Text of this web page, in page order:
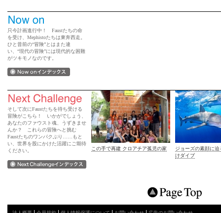
只今計画進行中！ Faustたちの命
を受け、Mephistoたちは東奔西走。
ひと昔前の“冒険”とはまた違
い、“現代の冒険”には現代的な困難
がツキモノなのです。
そして次にFaustたちを待ち受ける
冒険がこちら！ いかがでしょう、
あなたのファウスト魂、うずきませ
んか？ これらの冒険へと挑む
Faustたちのワンパクぶり……もと
い、世界を股にかけた活躍にご期待
ください。
この手で再建 クロアチア孤児の家
ジョーズの素顔に
けダイブ